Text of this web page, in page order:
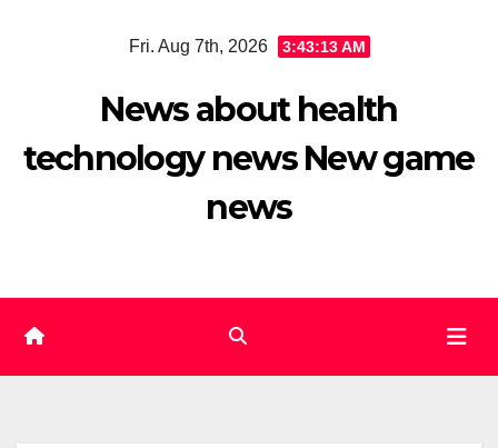
Fri. Aug 7th, 2026 3:43:14 AM
News about health
technology news New game
news